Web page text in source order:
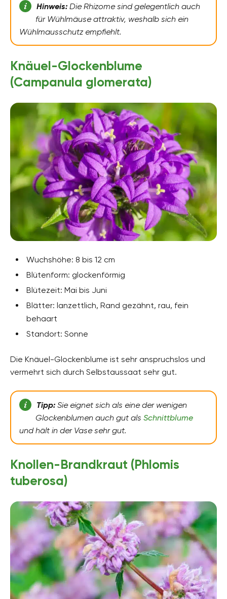
Hinweis:Die Rhizome sind gelegentlich auch
für Wühlmäuse attraktiv, weshalb sich ein
Wühlmausschutz empfiehlt.
Knäuel-Glockenblume
(Campanula glomerata)
Wuchshöhe: 8 bis 12 cm
Blütenform: glockenförmig
Blütezeit: Mai bis Juni
Blätter: lanzettlich, Rand gezähnt, rau, fein
behaart
Standort: Sonne
Die Knäuel-Glockenblume ist sehr anspruchslos und
vermehrt sich durch Selbstaussaat sehr gut.
Tipp: Sie eignet sich als eine der wenigen
Glockenblumen auch gut als Schnittblume
und hält in der Vase sehr gut.
Knollen-Brandkraut (Phlomis
tuberosa)